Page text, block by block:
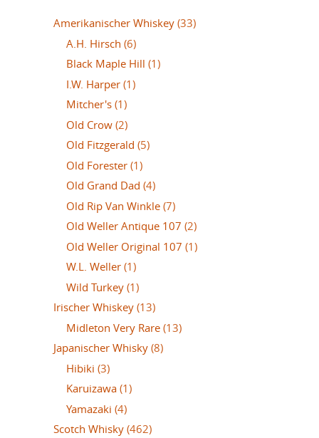
Amerikanischer Whiskey (33)
A.H. Hirsch (6)
Black Maple Hill (1)
I.W. Harper (1)
Mitcher's (1)
Old Crow (2)
Old Fitzgerald (5)
Old Forester (1)
Old Grand Dad (4)
Old Rip Van Winkle (7)
Old Weller Antique 107 (2)
Old Weller Original 107 (1)
W.L. Weller (1)
Wild Turkey (1)
Irischer Whiskey (13)
Midleton Very Rare (13)
Japanischer Whisky (8)
Hibiki (3)
Karuizawa (1)
Yamazaki (4)
Scotch Whisky (462)